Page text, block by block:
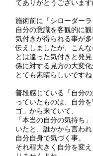
てありがとうございま
施術前に「シローダー
自分の意識を客観的に
気付きが得られる事が
伝えしましたが、こん
とは違った気付きと発
係に対する見方の大変
とても素晴らしいですね
普段感じている「自分
っていたものは、自分
ゴ」から来ていて、
「本当の自分の気持ち
いたと、誰かから言わ
自分自身で気づく事。
それ程大きく自分を変